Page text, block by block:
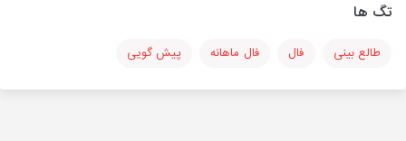
تگ ها
طالع بینی فال فال ماهانه پیش گویی